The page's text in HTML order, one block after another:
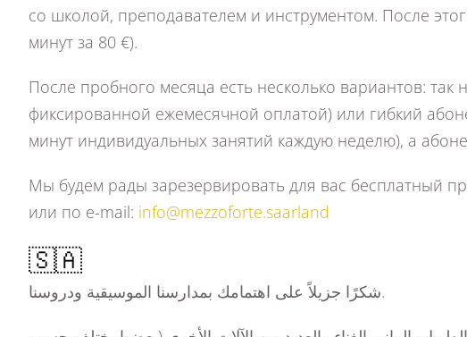
со школой, преподавателем и инструментом. После
минут за 80 €).
После пробного месяца есть несколько вариантов:
фиксированной ежемесячной оплатой) или гибкий
минут индивидуальных занятий каждую неделю), а
Мы будем рады зарезервировать для вас бесплатный
или по e-mail: info@mezzoforte.saarland
🇸🇦
شكرًا جزيلاً على اهتمامك بمدارسنا الموسيقية ودروسنا.